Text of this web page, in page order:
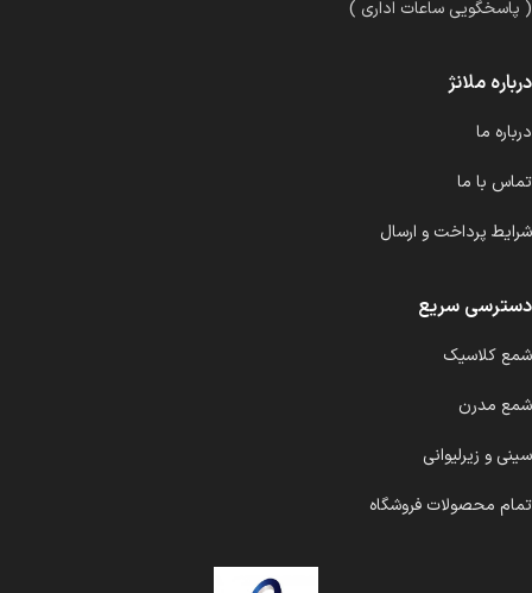
( پاسخگویی ساعات اداری )
درباره ملانژ
درباره ما
تماس با ما
شرایط پرداخت و ارسال
دسترسی سریع
شمع کلاسیک
شمع مدرن
سینی و زیرلیوانی
تمام محصولات فروشگاه